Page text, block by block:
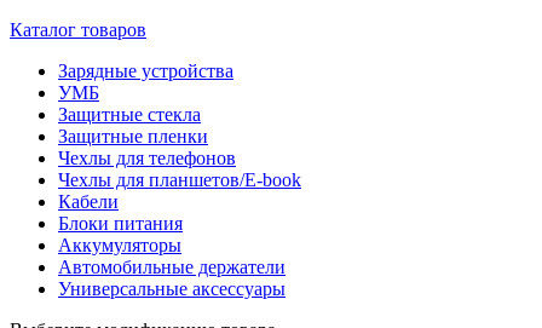
Каталог товаров
Зарядные устройства
УМБ
Защитные стекла
Защитные пленки
Чехлы для телефонов
Чехлы для планшетов/E-book
Кабели
Блоки питания
Аккумуляторы
Автомобильные держатели
Универсальные аксессуары